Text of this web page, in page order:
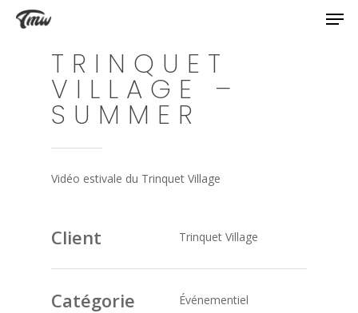
TRINQUET
VILLAGE –
SUMMER
Vidéo estivale du Trinquet Village
Client Trinquet Village
Catégorie Événementiel